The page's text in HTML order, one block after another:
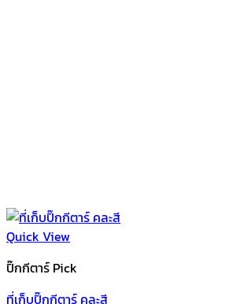
Quick View
ปิ๊กกีตาร์ Pick
ที่เก็บปิ๊กกีตาร์ คละสี